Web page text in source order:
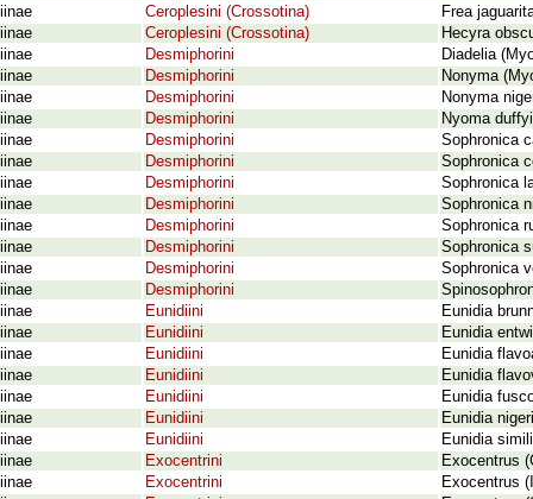
Ceroplesini (Crossotina)
Frea
Ceroplesini (Crossotina)
Hecyra
Desmiphorini
Diadelia
Desmiphorini
Nonyma
Desmiphorini
Nonyma
Desmiphorini
Nyoma
Desmiphorini
Sophronica
Desmiphorini
Sophronica
Desmiphorini
Sophronica
Desmiphorini
Sophronica
Desmiphorini
Sophronica
Desmiphorini
Sophronica
Desmiphorini
Sophronica
Desmiphorini
Eunidiini
Eunidia
Eunidiini
Eunidia
Eunidiini
Eunidia
Eunidiini
Eunidia
Eunidiini
Eunidia
Eunidiini
Eunidia
Eunidiini
Eunidia
Exocentrini
Exocentrus
Exocentrini
Exocentrus